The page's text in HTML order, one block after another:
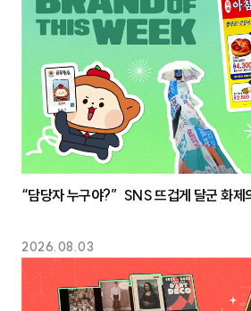
2026.08.03
“담당자 누구야?” SNS 뜨겁게 달군 화제